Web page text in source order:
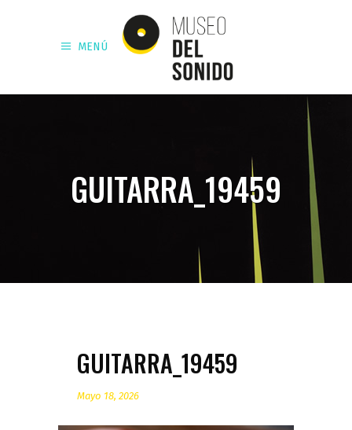
MENÚ
GUITARRA_19459
GUITARRA_19459
Mayo 18, 2026